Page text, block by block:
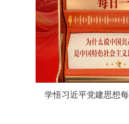
学悟习近平党建思想